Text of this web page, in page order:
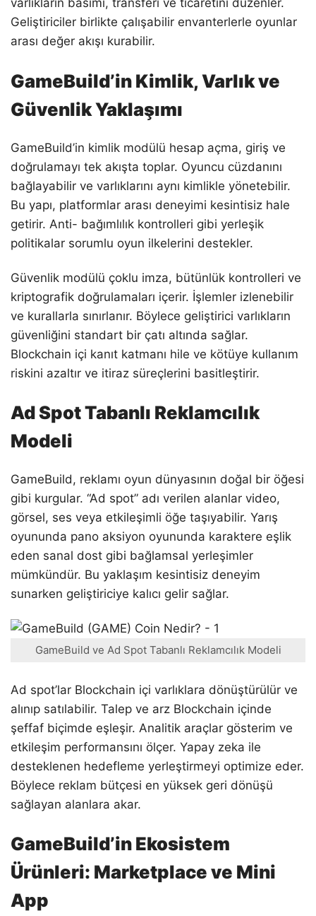
varlıkların basımı, transferi ve ticaretini düzenler.
Geliştiriciler birlikte çalışabilir envanterlerle oyunlar
arası değer akışı kurabilir.
GameBuild’in Kimlik, Varlık ve
Güvenlik Yaklaşımı
GameBuild’in kimlik modülü hesap açma, giriş ve
doğrulamayı tek akışta toplar. Oyuncu cüzdanını
bağlayabilir ve varlıklarını aynı kimlikle yönetebilir.
Bu yapı, platformlar arası deneyimi kesintisiz hale
getirir. Anti- bağımlılık kontrolleri gibi yerleşik
politikalar sorumlu oyun ilkelerini destekler.
Güvenlik modülü çoklu imza, bütünlük kontrolleri ve
kriptografik doğrulamaları içerir. İşlemler izlenebilir
ve kurallarla sınırlanır. Böylece geliştirici varlıkların
güvenliğini standart bir çatı altında sağlar.
Blockchain içi kanıt katmanı hile ve kötüye kullanım
riskini azaltır ve itiraz süreçlerini basitleştirir.
Ad Spot Tabanlı Reklamcılık
Modeli
GameBuild, reklamı oyun dünyasının doğal bir öğesi
gibi kurgular. “Ad spot” adı verilen alanlar video,
görsel, ses veya etkileşimli öğe taşıyabilir. Yarış
oyununda pano aksiyon oyununda karaktere eşlik
eden sanal dost gibi bağlamsal yerleşimler
mümkündür. Bu yaklaşım kesintisiz deneyim
sunarken geliştiriciye kalıcı gelir sağlar.
GameBuild ve Ad Spot Tabanlı Reklamcılık Modeli
Ad spot’lar Blockchain içi varlıklara dönüştürülür ve
alınıp satılabilir. Talep ve arz Blockchain içinde
şeffaf biçimde eşleşir. Analitik araçlar gösterim ve
etkileşim performansını ölçer. Yapay zeka ile
desteklenen hedefleme yerleştirmeyi optimize eder.
Böylece reklam bütçesi en yüksek geri dönüşü
sağlayan alanlara akar.
GameBuild’in Ekosistem
Ürünleri: Marketplace ve Mini
App